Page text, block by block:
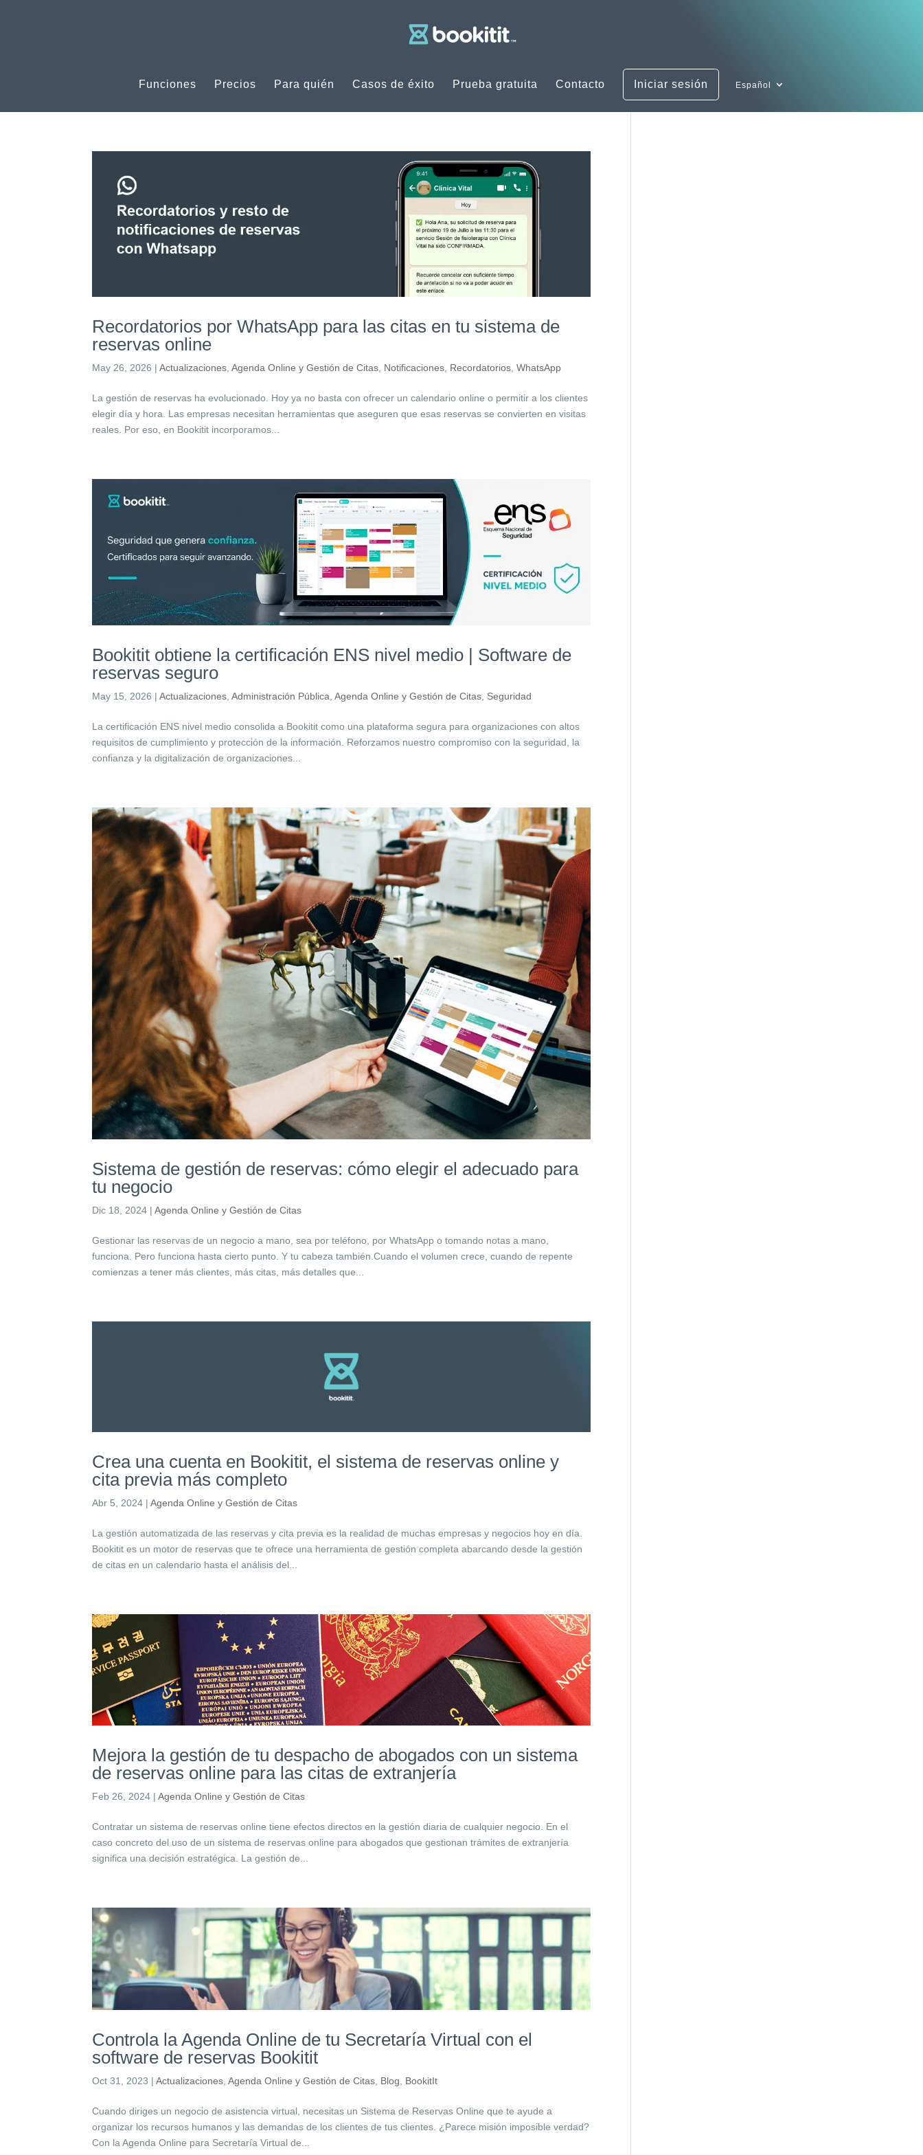
Funciones Precios Para quién Casos de éxito Prueba gratuita Contacto Iniciar sesión Español
Recordatorios por WhatsApp para las citas en tu sistema de
reservas online
May 26, 2026 |Actualizaciones,Agenda Online y Gestión de Citas, Notificaciones, Recordatorios,WhatsApp
La gestión de reservas ha evolucionado. Hoy ya no basta con ofrecer un calendario online o permitir a los clientes
elegir día y hora. Las empresas necesitan herramientas que aseguren que esas reservas se convierten en visitas
reales. Por eso, en Bookitit incorporamos...
Bookitit obtiene la certificación ENS nivel medio | Software de
reservas seguro
May 15, 2026 |Actualizaciones,Administración Pública,Agenda Online y Gestión de Citas, Seguridad
La certificación ENS nivel medio consolida a Bookitit como una plataforma segura para organizaciones con altos
requisitos de cumplimiento y protección de la información. Reforzamos nuestro compromiso con la seguridad, la
confianza y la digitalización de organizaciones...
Sistema de gestión de reservas: cómo elegir el adecuado para
tu negocio
Dic 18, 2024 |Agenda Online y Gestión de Citas
Gestionar las reservas de un negocio a mano, sea por teléfono, por WhatsApp o tomando notas a mano,
funciona. Pero funciona hasta cierto punto. Y tu cabeza también.Cuando el volumen crece, cuando de repente
comienzas a tener más clientes, más citas, más detalles que...
Crea una cuenta en Bookitit, el sistema de reservas online y
cita previa más completo
Abr 5, 2024 |Agenda Online y Gestión de Citas
La gestión automatizada de las reservas y cita previa es la realidad de muchas empresas y negocios hoy en día.
Bookitit es un motor de reservas que te ofrece una herramienta de gestión completa abarcando desde la gestión
de citas en un calendario hasta el análisis del...
Mejora la gestión de tu despacho de abogados con un sistema
de reservas online para las citas de extranjería
Feb 26, 2024 |Agenda Online y Gestión de Citas
Contratar un sistema de reservas online tiene efectos directos en la gestión diaria de cualquier negocio. En el
caso concreto del uso de un sistema de reservas online para abogados que gestionan trámites de extranjería
significa una decisión estratégica. La gestión de...
Controla la Agenda Online de tu Secretaría Virtual con el
software de reservas Bookitit
Oct 31, 2023 |Actualizaciones ,Agenda Online y Gestión de Citas Blog BookitIt
Cuando diriges un negocio de asistencia virtual, necesitas un Sistema de Reservas Online que te ayude a
organizar los recursos humanos y las demandas de los clientes de tus clientes. ¿Parece misión imposible verdad?
Con la Agenda Online para Secretaría Virtual de...